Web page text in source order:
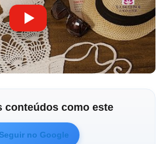
conteúdos como este
Seguir no Google